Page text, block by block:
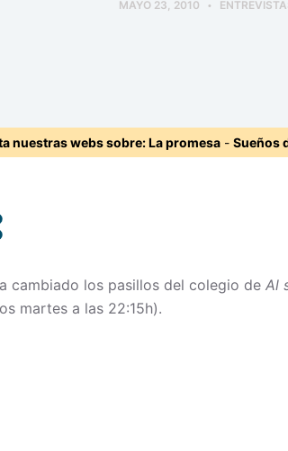
MAYO 23, 2010
nuestras webs sobre:La promesa - Sueños
cambiado los pasillos del colegio deAl
martes a las 22:15h).